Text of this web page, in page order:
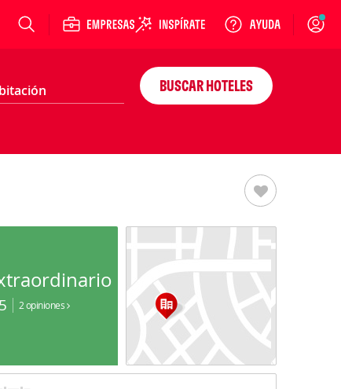
Login
BUSCAR HOTELES
2 opiniones